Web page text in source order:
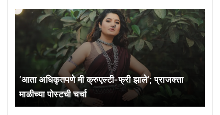
‘आता अधिकृतपणे मी क्रुएल्टी-फ्री झाले’; प्राजक्ता
माळीच्या पोस्टची चर्चा